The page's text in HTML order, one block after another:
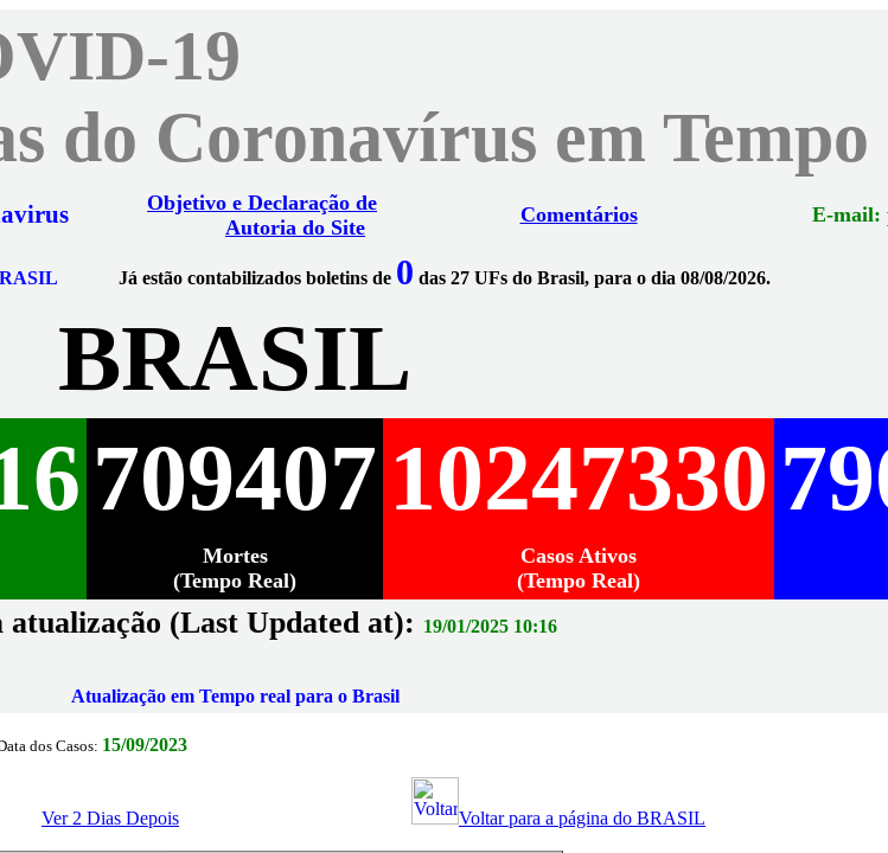
19
do Coronavírus em Tempo
Objetivo e Declaração de
Autoria do Site
Comentários E-mail:
Já estão contabilizados boletins de 0 das 27 UFs do Brasil, para o dia 08/08/2026.
BRASIL
709407 10247330
Mortes
(Tempo Real)
Casos Ativos
(Tempo Real)
(Last Updated at): 19/01/2025 10:16
Atualização em Tempo real para o Brasil
dos Casos: 15/09/2023
Ver 2 Dias Depois Voltar para a página do BRASIL